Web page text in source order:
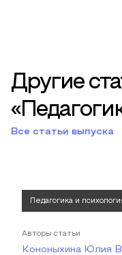
Другие
Все статьи выпуска
Педагогика и
Авторы статьи
Кононыхина Юлия